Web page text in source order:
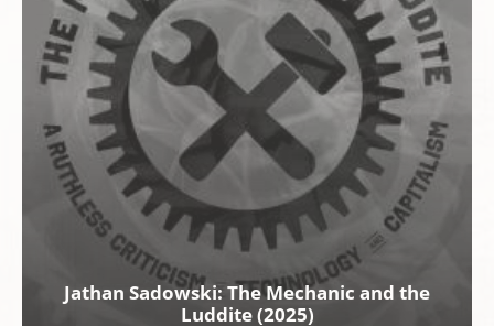
Jathan Sadowski: The Mechanic and the
Luddite (2025)